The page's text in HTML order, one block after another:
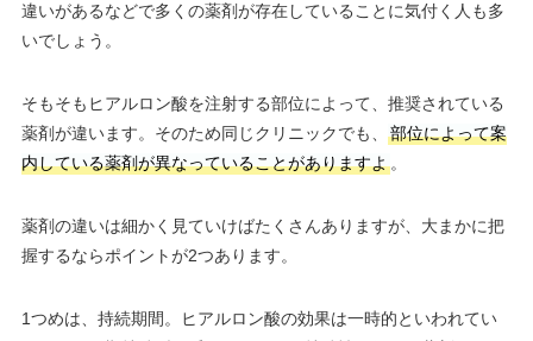
違いがあるなどで多くの薬剤が存在していることに気付く人も多
いでしょう。
そもそもヒアルロン酸を注射する部位によって、推奨されている
薬剤が違います。そのため同じクリニックでも、
部位によって案
内している薬剤が異なっていることがありますよ。
薬剤の違いは細かく見ていけばたくさんありますが、大まかに把
握するならポイントが2つあります。
1つめは、持続期間。ヒアルロン酸の効果は一時的といわれてい